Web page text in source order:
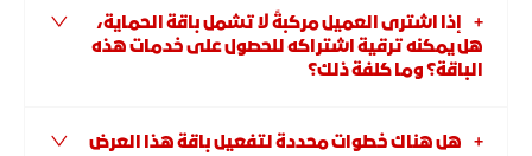
إذا اشترى العميل مركبةً لا تشمل باقة الحماية،
هل يمكنه ترقية اشتراكه للحصول على خدمات هذه
الباقة؟ وما كلفة ذلك؟
هل هناك خطوات محددة لتفعيل باقة هذا العرض